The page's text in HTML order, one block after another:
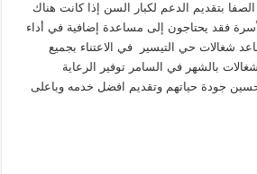
بتقديم الدعم لكبار السن إذا كانت هناك
فقد يحتاجون إلى مساعدة إضافية في أداء
شغالات حي التيسير في الاعتناء بجميع
بالشهر في السامر توفير الرعاية
جودة حياتهم وتقديم افضل خدمه وباعلى